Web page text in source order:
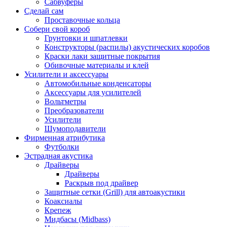
Сабвуферы
Сделай сам
Проставочные кольца
Собери свой короб
Грунтовки и шпатлевки
Конструкторы (распилы) акустических коробов
Краски лаки защитные покрытия
Обивочные материалы и клей
Усилители и аксессуары
Автомобильные конденсаторы
Аксессуары для усилителей
Вольтметры
Преобразователи
Усилители
Шумоподавители
Фирменная атрибутика
Футболки
Эстрадная акустика
Драйверы
Драйверы
Раскрыв под драйвер
Защитные сетки (Grill) для автоакустики
Коаксиалы
Крепеж
Мидбасы (Midbass)